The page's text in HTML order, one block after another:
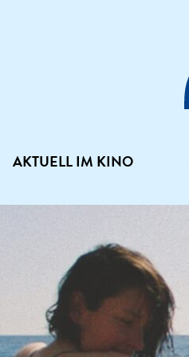
AKTUELL IM KINO